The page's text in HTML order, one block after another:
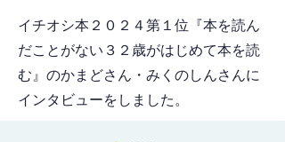
イチオシ本２０２４第１位『本を読ん
だことがない３２歳がはじめて本を読
む』のかまどさん・みくのしんさんに
インタビューをし ました。